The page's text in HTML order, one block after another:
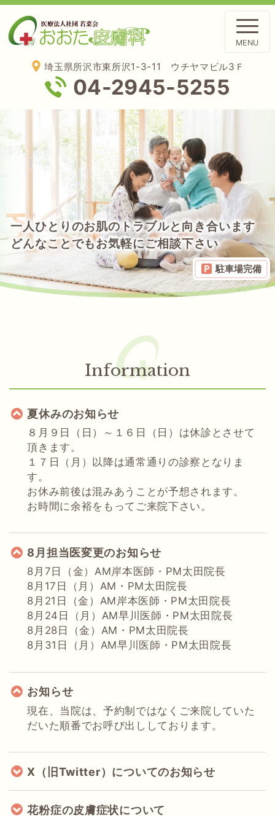
埼玉県所沢市東所沢1-3-11 ウチヤマビル3Ｆ
04-2945-5255
一人ひとりのお肌のトラブルと向き合います
どんなことでもお気軽にご相談下さい
駐車場完備
Information
夏休みのお知らせ
８月９日（日）～１６日（日）は休診とさせて
頂きます。
１７日（月）以降は通常通りの診察となりま
す。
お休み前後は混みあうことが予想されます。
お時間に余裕をもってご来院下さい。
8月担当医変更のお知らせ
8月7日（金）AM岸本医師・PM太田院長
8月17日（月）AM・PM太田院長
8月21日（金）AM岸本医師・PM太田院長
8月24日（月）AM早川医師・PM太田院長
8月28日（金）AM・PM太田院長
8月31日（月）AM早川医師・PM太田院長
お知らせ
現在、当院は、予約制ではなくご来院していた
だいた順番でお呼び出ししております。
X（旧Twitter）についてのお知らせ
花粉症の皮膚症状について